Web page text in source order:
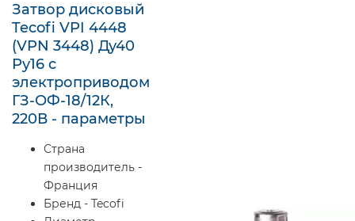
Затвор дисковый
Tecofi VPI 4448
(VPN 3448) Ду40
Ру16 с
электроприводом
ГЗ-ОФ-18/12К,
220В - параметры
Страна
производитель -
Франция
Бренд - Tecofi